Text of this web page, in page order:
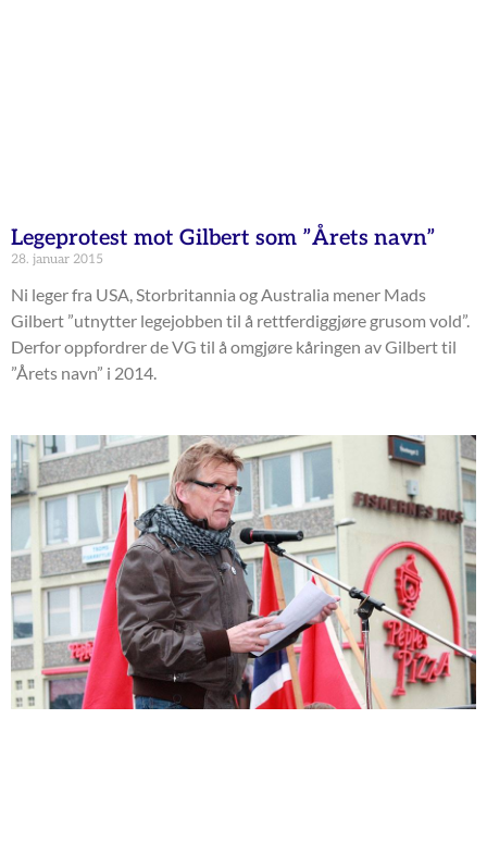
Legeprotest mot Gilbert som ”Årets navn”
28. januar 2015
Ni leger fra USA, Storbritannia og Australia mener Mads
Gilbert ”utnytter legejobben til å rettferdiggjøre grusom vold”.
Derfor oppfordrer de VG til å omgjøre kåringen av Gilbert til
”Årets navn” i 2014.